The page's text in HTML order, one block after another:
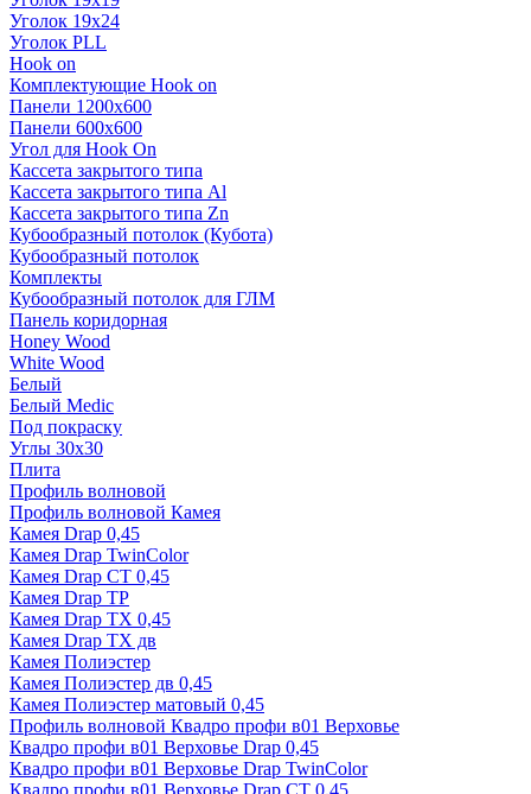
Уголок 19х24
Уголок PLL
Hook on
Комплектующие Hook on
Панели 1200х600
Панели 600х600
Угол для Hook On
Кассета закрытого типа
Кассета закрытого типа Al
Кассета закрытого типа Zn
Кубообразный потолок (Кубота)
Кубообразный потолок
Комплекты
Кубообразный потолок для ГЛМ
Панель коридорная
Honey Wood
White Wood
Белый
Белый Medic
Под покраску
Углы 30х30
Плита
Профиль волновой
Профиль волновой Камея
Камея Drap 0,45
Камея Drap TwinColor
Камея Drap СТ 0,45
Камея Drap ТР
Камея Drap ТХ 0,45
Камея Drap ТХ дв
Камея Полиэстер
Камея Полиэстер дв 0,45
Камея Полиэстер матовый 0,45
Профиль волновой Квадро профи в01 Верховье
Квадро профи в01 Верховье Drap 0,45
Квадро профи в01 Верховье Drap TwinColor
Квадро профи в01 Верховье Drap СТ 0,45